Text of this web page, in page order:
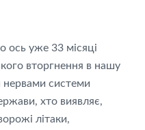
ось уже 33 місяці
вторгнення в нашу
нервами системи
хто виявляє,
літаки,